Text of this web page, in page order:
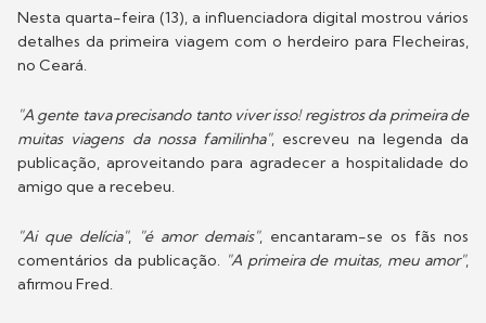
Nesta quarta-feira (13), a influenciadora digital mostrou vários
detalhes da primeira viagem com o herdeiro para Flecheiras,
no Ceará.
"A gente tava precisando tanto viver isso! registros da primeira de
muitas viagens da nossa familinha", escreveu na legenda da
publicação, aproveitando para agradecer a hospitalidade do
amigo que a recebeu.
"Ai que delícia", "é amor demais", encantaram-se os fãs nos
comentários da publicação. "A primeira de muitas, meu amor",
afirmou Fred.